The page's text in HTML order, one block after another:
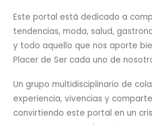
Top
Este portal está dedicado a
tendencias, moda, salud,
y todo aquello que nos aporte
Placer de Ser cada uno de
Un grupo multidisciplinario de
experiencia, vivencias y
convirtiendo este portal en un